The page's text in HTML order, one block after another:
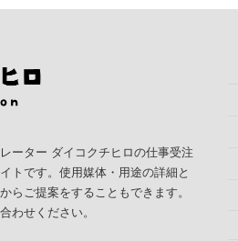
ーター ダイコクチヒロの仕事受注
トです。使用媒体・用途の詳細と
らご提案をすることもできます。
わせください。